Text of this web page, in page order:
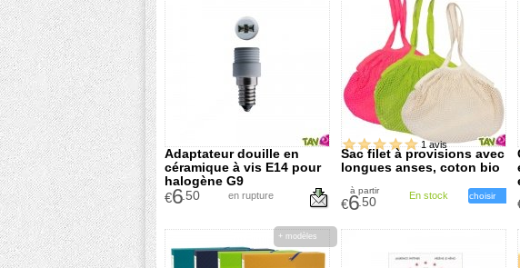
Adaptateur douille en
céramique à vis E14 pour
halogène G9
€6.50 en rupture
Sac filet à provisions avec
longues anses, coton bio
à partir
€6.50 En stock choisir
1 avis
+ modèles